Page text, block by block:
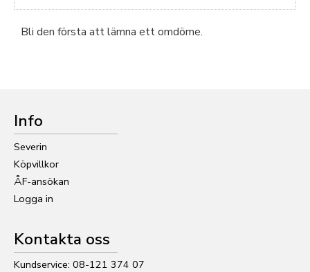
Bli den första att lämna ett omdöme.
Info
Severin
Köpvillkor
ÅF-ansökan
Logga in
Kontakta oss
Kundservice: 08-121 374 07